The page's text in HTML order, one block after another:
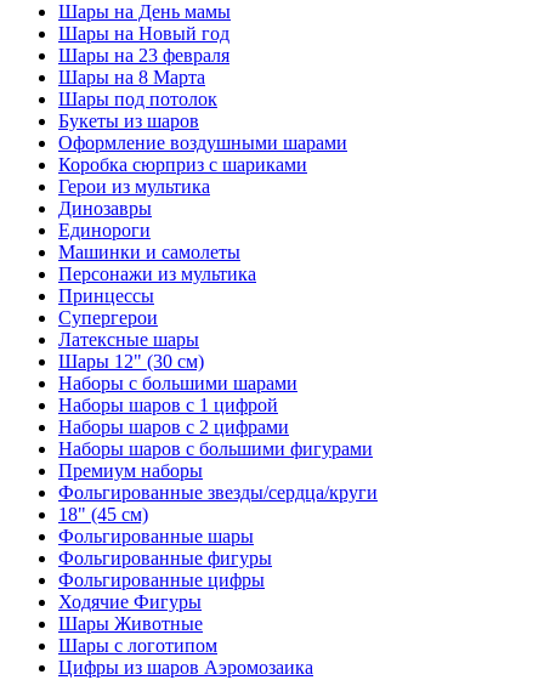
Шары на День мамы
Шары на Новый год
Шары на 23 февраля
Шары на 8 Марта
Шары под потолок
Букеты из шаров
Оформление воздушными шарами
Коробка сюрприз с шариками
Герои из мультика
Динозавры
Единороги
Машинки и самолеты
Персонажи из мультика
Принцессы
Супергерои
Латексные шары
Шары 12" (30 см)
Наборы с большими шарами
Наборы шаров с 1 цифрой
Наборы шаров с 2 цифрами
Наборы шаров с большими фигурами
Премиум наборы
Фольгированные звезды/сердца/круги
18" (45 см)
Фольгированные шары
Фольгированные фигуры
Фольгированные цифры
Ходячие Фигуры
Шары Животные
Шары с логотипом
Цифры из шаров Аэромозаика